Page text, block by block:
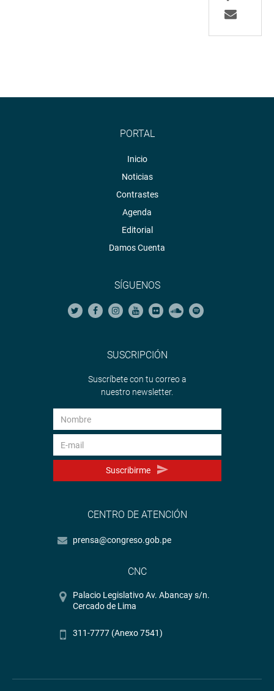
PORTAL
Inicio
Noticias
Contrastes
Agenda
Editorial
Damos Cuenta
SÍGUENOS
SUSCRIPCIÓN
Suscríbete con tu correo a
nuestro newsletter.
Suscribirme
CENTRO DE ATENCIÓN
prensa@congreso.gob.pe
CNC
Palacio Legislativo Av. Abancay s/n.
Cercado de Lima
311-7777 (Anexo 7541)